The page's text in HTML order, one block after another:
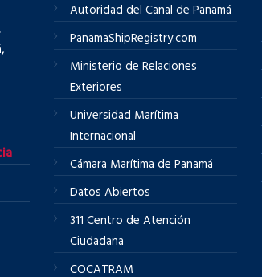
Autoridad del Canal de Panamá
PanamaShipRegistry.com
Ministerio de Relaciones
Exteriores
Universidad Marítima
Internacional
Cámara Marítima de Panamá
Datos Abiertos
311 Centro de Atención
Ciudadana
COCATRAM